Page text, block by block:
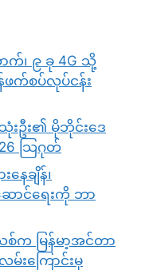
က်၊ ၉ ခု 4G သို့
က်စပ်လုပ်ငန်း
းဦး၏ မိုဘိုင်းဒေ
သြဂုတ်
ေချိန်၊
ောင်ရေးကို ဘာ
သစ်က မြန်မာ့အင်တာ
းကြောင်းမှ